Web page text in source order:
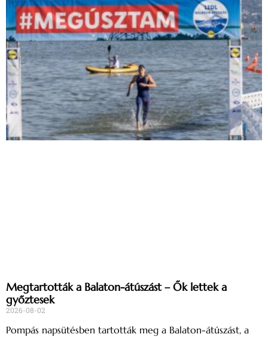
Megtartották a Balaton-átúszást – Ők lettek a
győztesek
2026-08-02
Pompás napsütésben tartották meg a Balaton-átúszást, a